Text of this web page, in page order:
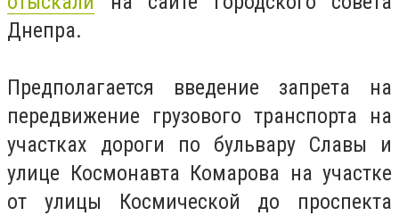
Днепра.
Предполагается введение запрета на
передвижение грузового транспорта на
участках дороги по бульвару Славы и
улице Космонавта Комарова на участке
от улицы Космической до проспекта